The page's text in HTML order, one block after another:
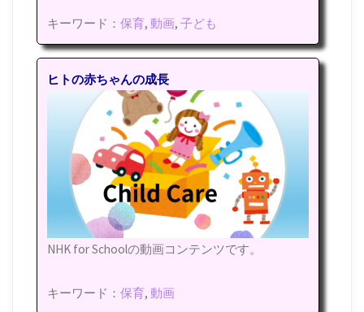
キーワード：保育,動画,子ども
ヒトの赤ちゃんの成長
NHK for Schoolの動画コンテンツです。
キーワード：保育,動画